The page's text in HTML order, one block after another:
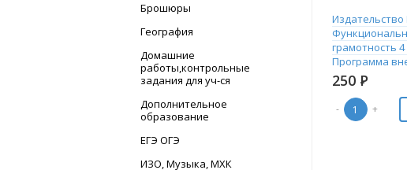
Брошюры
География
Домашние
работы,контрольные
задания для уч-ся
Дополнительное
образование
ЕГЭ ОГЭ
ИЗО, Музыка, МХК
грамотность 4
Программа
деятельности
250 Р
- +